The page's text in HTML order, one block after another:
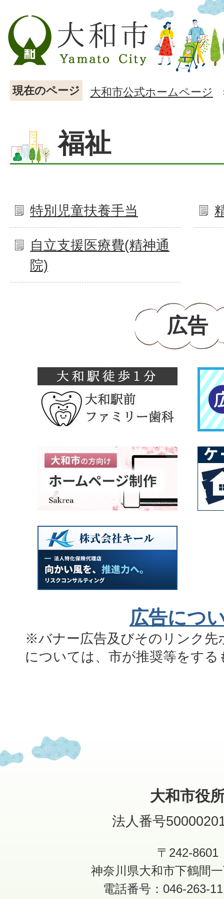
現在のページ 大和市公式ホームページ
福祉
特別児童扶養手当
自立支援医療費(精神通
院)
広告
広告につ
※バナー広告及びそのリンク先
については、市が推奨等をす
大和市役
法人番号
〒242-8601
神奈川県大和市下鶴間
電話番号：046-263-